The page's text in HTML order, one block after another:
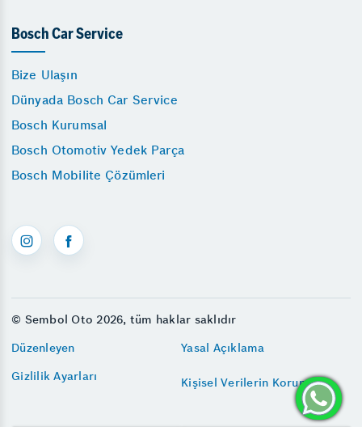
Bosch Car Service
Bize Ulaşın
Dünyada Bosch Car Service
Bosch Kurumsal
Bosch Otomotiv Yedek Parça
Bosch Mobilite Çözümleri
© Sembol Oto 2026, tüm haklar saklıdır
Düzenleyen
Yasal Açıklama
Gizlilik Ayarları
Kişisel Verilerin Korunması